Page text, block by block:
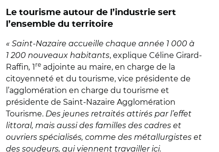
Le tourisme autour de l’industrie sert
l’ensemble du territoire
« Saint-Nazaire accueille chaque année 1 000 à
1 200 nouveaux habitants, explique Céline Girard-
Raffin, 1 re adjointe au maire, en charge de la
citoyenneté et du tourisme, vice présidente de
l’agglomération en charge du tourisme et
présidente de Saint-Nazaire Agglomération
Tourisme. Des jeunes retraités attirés par l’effet
littoral, mais aussi des familles des cadres et
ouvriers spécialisés, comme des métallurgistes et
des soudeurs, qui viennent travailler ici.